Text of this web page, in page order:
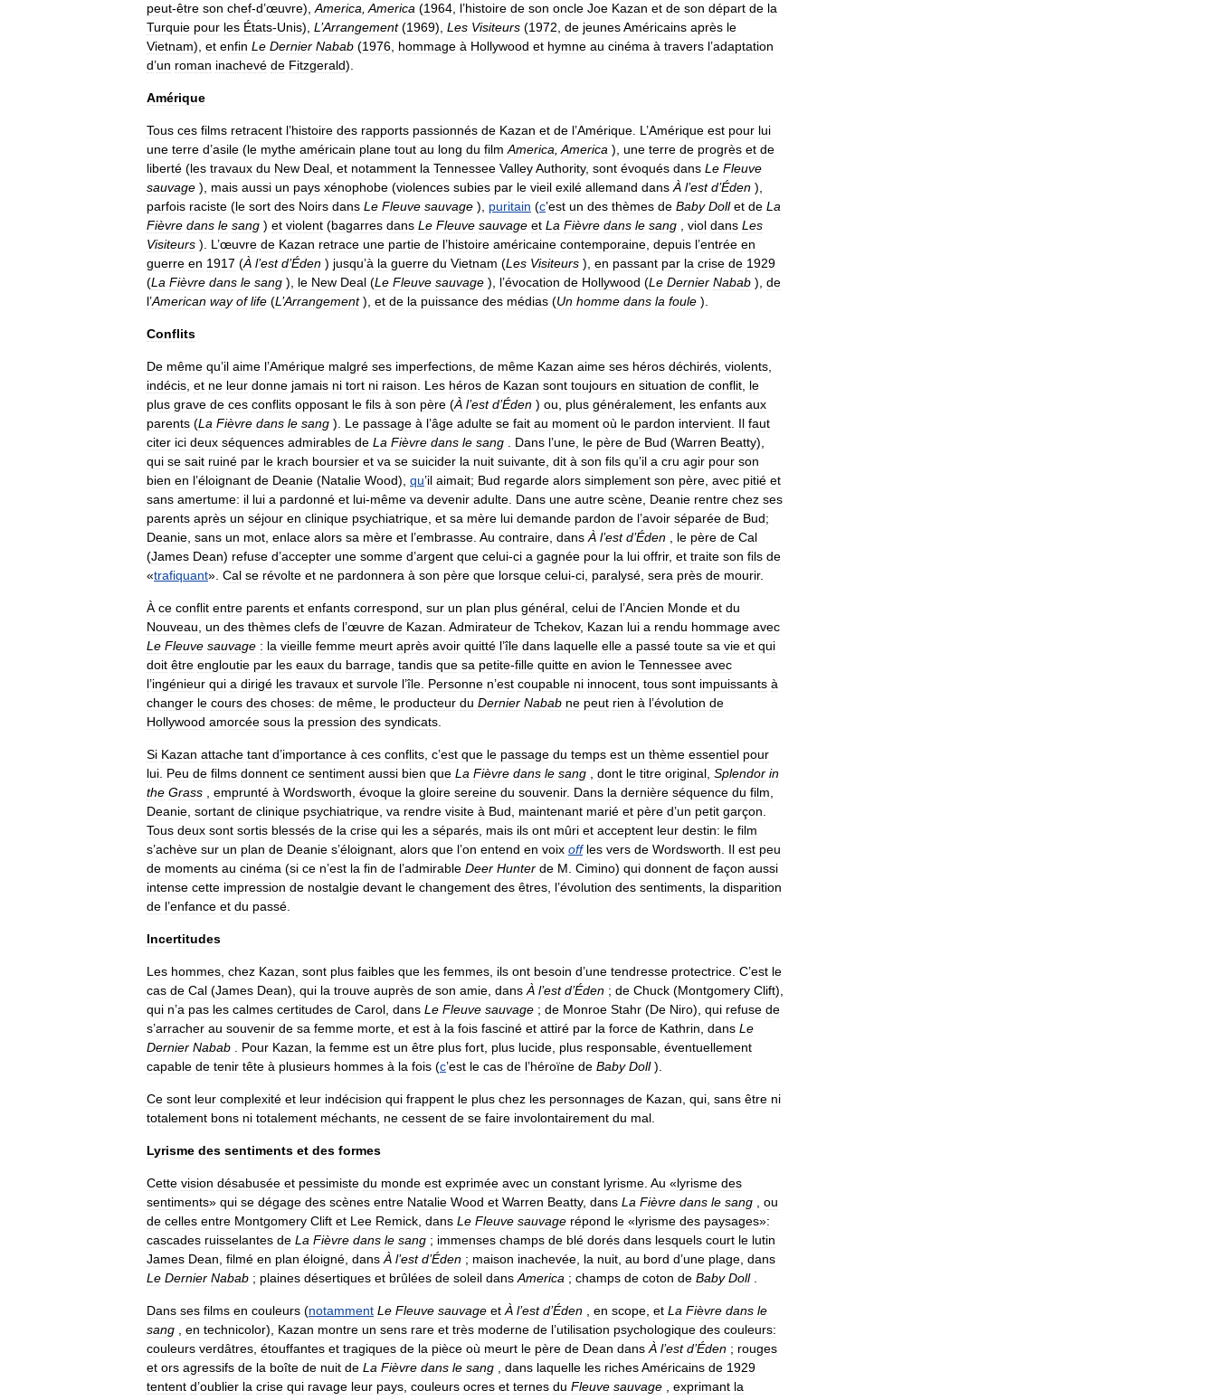
peut-être son chef-d’œuvre), America America (1964 l’histoire de son oncle Joe Kazan et de son départ de la
Turquie pour les États-Unis), L ’Arrangement (1969), Les Visiteurs (1972 de jeunesAméricains après le
Vietnam), et enfin Le Dernier Nabab (1976 hommage à Hollywood et hymne au cinéma à travers l’adaptation
d’un roman inachevé de Fitzgerald).
Amérique
Tous ces films retracent l’histoire des rapports passionnés de Kazan et de l’Amérique L ’Amérique est pour lui
une terre d’asile (le mythe américain plane tout au long du film America America ), une terre de progrès et de
liberté (les travaux du New Deal et notamment la Tennessee ValleyAuthority, sont évoqués dans Le Fleuve
sauvage ), mais aussi un pays xénophobe (violences subies par le vieil exilé allemand dans À l’est d’Éden ),
parfois raciste (le sort des Noirs dans Le Fleuve sauvage ), puritain (c’est un des thèmes de Baby Doll et de La
Fièvre dans le sang ) et violent (bagarres dans Le Fleuve sauvage et La Fièvre dans le sang viol dans Les
Visiteurs ). L ’œuvre de Kazan retrace une partie de l’histoire américaine contemporaine depuis l’entrée en
guerre en 1917 (À l’est d’Éden ) jusqu’à la guerre du Vietnam (Les Visiteurs ), en passant par la crise de 1929
(La Fièvre dans le sang ), le New Deal (Le Fleuve sauvage ), l’évocation de Hollywood (Le Dernier Nabab ), de
l’American way of life (L ’Arrangement), et de la puissance des médias (Un homme dans la foule ).
Conflits
De même qu’il aime l’Amérique malgré ses imperfections de même Kazan aime ses héros déchirés violents
indécis et ne leur donne jamais ni tort ni raison Les héros de Kazan sont toujours en situation de conflit le
plus grave de ces conflits opposant le fils à son père (À l’est d’Éden ) ou plus généralement les enfants aux
parents (La Fièvre dans le sang ). Le passage à l’âge adulte se fait au moment où le pardon intervient Il faut
citer ici deux séquences admirables de La Fièvre dans le sang Dans l’une le père de Bud (Warren Beatty),
qui se sait ruiné par le krach boursier et va se suicider la nuit suivante dit à son fils qu’il a cru agir pour son
bien en l’éloignant de Deanie (Natalie Wood), qu’il aimait; Bud regarde alors simplement son père avec pitié et
sans amertume: il lui a pardonné et lui-même va devenir adulte Dans une autre scène Deanie rentre chez ses
parents après un séjour en clinique psychiatrique et sa mère lui demande pardon de l’avoir séparée de Bud;
Deanie sans un mot enlace alors sa mère et l’embrasse Au contraire dans À l’est d’Éden le père de Cal
(James Dean) refuse d’accepter une somme d’argent que celui-ci a gagnée pour la lui offrir, et traite son fils de
«trafiquant». Cal se révolte et ne pardonnera à son père que lorsque celui-ci paralysé sera près de mourir.
À ce conflit entre parents et enfants correspond sur un plan plus général celui de l’Ancien Monde et du
Nouveau un des thèmes clefs de l’œuvre de Kazan Admirateur de Tchekov, Kazan lui a rendu hommage avec
Le Fleuve sauvage : la vieille femme meurt après avoir quitté l’île dans laquelle elle a passé toute sa vie et qui
doit être engloutie par les eaux du barrage tandis que sa petite-fille quitte en avion le Tennessee avec
l’ingénieur qui a dirigé les travaux et survole l’île Personne n’est coupable ni innocent tous sont impuissants à
changer le cours des choses: de même le producteur du Dernier Nabab ne peut rien à l’évolution de
Hollywood amorcée sous la pression des syndicats
Si Kazan attache tant d’importance à ces conflits c’est que le passage du temps est un thème essentiel pour
lui Peu de films donnent ce sentiment aussi bien que La Fièvre dans le sang dont le titre original Splendor in
the Grass emprunté à Wordsworth évoque la gloire sereine du souvenir. Dans la dernière séquence du film
Deanie sortant de clinique psychiatrique va rendre visite à Bud maintenant marié et père d’un petit garçon
Tous deux sont sortis blessés de la crise qui les a séparés mais ils ont mûri et acceptent leur destin: le film
s’achève sur un plan de Deanie s’éloignant alors que l’on entend en voix off les vers de Wordsworth Il est peu
de moments au cinéma (si ce n’est la fin de l’admirable Deer Hunter de M Cimino) qui donnent de façon aussi
intense cette impression de nostalgie devant le changement des êtres l’évolution des sentiments la disparition
de l’enfance et du passé
Incertitudes
Les hommes chez Kazan sont plus faibles que les femmes ils ont besoin d’une tendresse protectrice C’est le
cas de Cal (James Dean), qui la trouve auprès de son amie dans À l’est d’Éden ; de Chuck (Montgomery Clift),
qui n’a pas les calmes certitudes de Carol dans Le Fleuve sauvage ; de Monroe Stahr (De Niro), qui refuse de
s’arracher au souvenir de sa femme morte et est à la fois fasciné et attiré par la force de Kathrin dans Le
Dernier Nabab Pour Kazan la femme est un être plus fort plus lucide plus responsable éventuellement
capable de tenir tête à plusieurs hommes à la fois (c’est le cas de l’héroïne de Baby Doll).
Ce sont leur complexité et leur indécision qui frappent le plus chez les personnages de Kazan qui sans être ni
totalement bons ni totalement méchants ne cessent de se faire involontairement du mal
Lyrisme des sentiments et des formes
Cette vision désabusée et pessimiste du monde est exprimée avec un constant lyrisme Au «lyrisme des
sentiments» qui se dégage des scènes entre Natalie Wood et Warren Beatty, dans La Fièvre dans le sang
ou
de celles entre Montgomery Clift et Lee Remick dans Le Fleuve sauvage répond le «lyrisme des paysages»:
cascades ruisselantes de La Fièvre dans le sang ; immenses champs de blé dorés dans lesquels court le lutin
James Dean filmé en plan éloigné dans À l’est d’Éden ; maison inachevée la nuit au bord d’une plage dans
Le Dernier Nabab ; plaines désertiques et brûlées de soleil dans America ; champs de coton de Baby Doll.
Dans ses films en couleurs (notamment Le Fleuve sauvage et À l’est d’Éden en scope et La Fièvre dans le
sang
en technicolor), Kazan montre un sens rare et très moderne de l’utilisation psychologique des couleurs:
couleurs verdâtres étouffantes et tragiques de la pièce où meurt le père de Dean dans À l’est d’Éden ; rouges
et ors agressifs de la boîte de nuit de La Fièvre dans le sang dans laquelle les richesAméricains de 1929
tentent d’oublier la crise qui ravage leur pays couleurs ocres et ternes du Fleuve sauvage exprimant la